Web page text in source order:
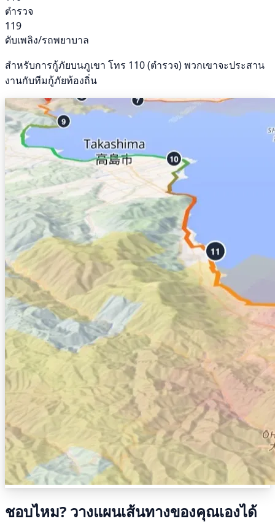
ตำรวจ
119
ดับเพลิง/รถพยาบาล
สำหรับการกู้ภัยบนภูเขา โทร 110 (ตำรวจ) พวกเขาจะประสาน
งานกับทีมกู้ภัยท้องถิ่น
ชอบไหม? วางแผนเส้นทางของคุณเองได้